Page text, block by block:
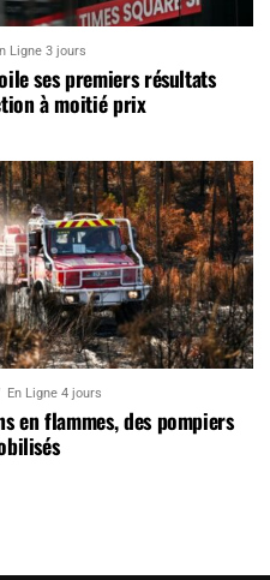
Ligne 3 jours
ses premiers résultats
à moitié prix
En Ligne 4 jours
en flammes, des pompiers